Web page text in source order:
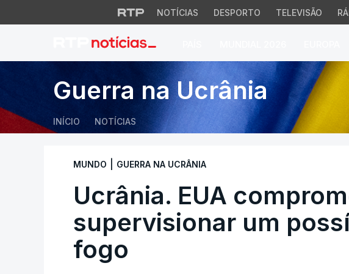
NOTÍCIAS DESPORTO TELEVISÃO
Ucrânia. EUA
Guerra na Ucrânia
INÍCIO NOTÍCIAS
MUNDO GUERRA NA UCRÂNIA
Ucrânia. EUA
supervisionar um
fogo